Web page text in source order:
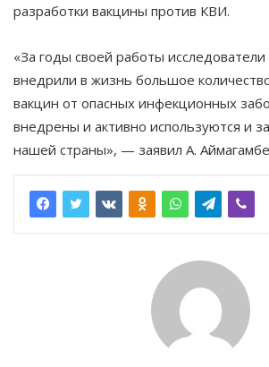
разработки вакцины против КВИ.
«За годы своей работы
внедрили в жизнь большое
вакцин от опасных инфекционных
внедрены и активно используются и
нашей страны», — заявил А.